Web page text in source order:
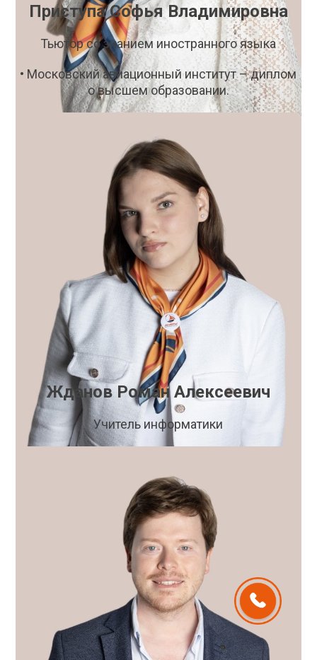
Приступа Софья Владимировна
Тьютор со знанием иностранного языка
• Московский авиационный институт – диплом
о высшем образовании.
Жданов Роман Алексеевич
Учитель информатики